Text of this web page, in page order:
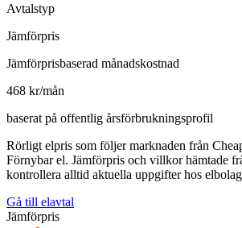
Avtalstyp
Jämförpris
Jämförprisbaserad månadskostnad
468 kr/mån
baserat på offentlig årsförbrukningsprofil
Rörligt elpris som följer marknaden från
Förnybar el. Jämförpris och villkor hämtade
kontrollera alltid aktuella uppgifter hos
Gå till elavtal
Jämförpris